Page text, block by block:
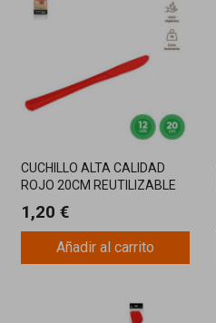
CUCHILLO ALTA CALIDAD
ROJO 20CM REUTILIZABLE
1,20 €
Añadir al carrito